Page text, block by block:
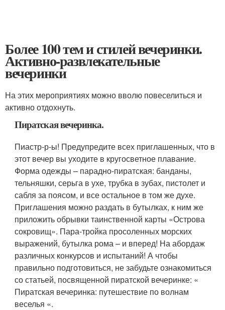
Более 100 тем и стилей вечеринки.
Активно-развлекательные
вечеринки
На этих мероприятиях можно вволю повеселиться и
активно отдохнуть.
Пиратская вечеринка.
Пиастр-р-ы! Предупредите всех приглашенных, что в
этот вечер вы уходите в кругосветное плавание.
Форма одежды – парадно-пиратская: банданы,
тельняшки, серьга в ухе, трубка в зубах, пистолет и
сабля за поясом, и все остальное в том же духе.
Приглашения можно раздать в бутылках, к ним же
приложить обрывки таинственной карты «Острова
сокровищ». Пара-тройка просоленных морских
выражений, бутылка рома – и вперед! На абордаж
различных конкурсов и испытаний! А чтобы
правильно подготовиться, не забудьте ознакомиться
со статьей, посвященной пиратской вечеринке: «
Пиратская вечеринка: путешествие по волнам
веселья «.